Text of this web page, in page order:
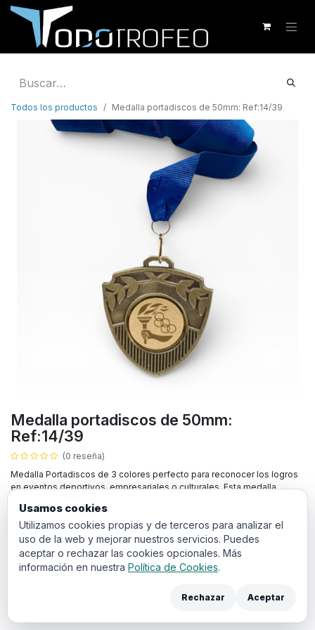
Todos los productos Medalla portadiscos de 50mm: Ref:14/39
Medalla portadiscos de 50mm:
Ref:14/39
(0 reseña)
Medalla Portadiscos de 3 colores perfecto para reconocer los logros
en eventos deportivos, empresariales o culturales. Esta medalla
convierten en un premio ideal para destacar su evento.
1,06€ IVA incluido
Plata vieja
Usamos cookies
Utilizamos cookies propias y de terceros para analizar el
uso de la web y mejorar nuestros servicios. Puedes
aceptar o rechazar las cookies opcionales. Más
información en nuestra Política de Cookies.
Rechazar Aceptar